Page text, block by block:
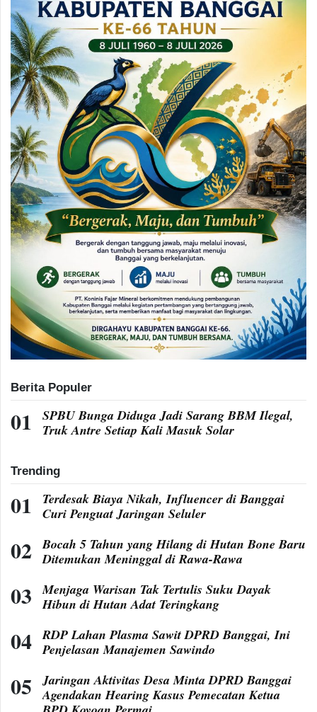
Berita Populer
SPBU Bunga Diduga Jadi Sarang BBM Ilegal,
Truk Antre Setiap Kali Masuk Solar
Trending
Terdesak Biaya Nikah, Influencer di Banggai
Curi Penguat Jaringan Seluler
Bocah 5 Tahun yang Hilang di Hutan Bone Baru
Ditemukan Meninggal di Rawa-Rawa
Menjaga Warisan Tak Tertulis Suku Dayak
Hibun di Hutan Adat Teringkang
RDP Lahan Plasma Sawit DPRD Banggai, Ini
Penjelasan Manajemen Sawindo
Jaringan Aktivitas Desa Minta DPRD Banggai
Agendakan Hearing Kasus Pemecatan Ketua